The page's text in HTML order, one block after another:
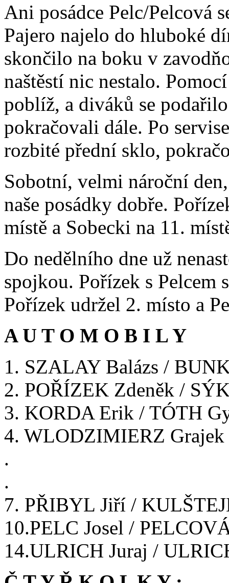
Ani posádce Pelc/Pelcová
Pajero najelo do hluboké
skončilo na boku v
naštěstí nic nestalo.
poblíž, a diváků se
pokračovali dále. Po
rozbité přední sklo,
Sobotní, velmi nároční
naše posádky dobře.
místě a Sobecki na 11.
Do nedělního dne už
spojkou. Pořízek s Pelcem
Pořízek udržel 2. místo a
A U T O M O B I L Y
1. SZALAY Balázs /
2. POŘÍZEK Zdeněk /
3. KORDA Erik / TÓTH
4. WLODZIMIERZ
.
.
7. PŘIBYL Jiří /
10.PELC Josel /
14.ULRICH Juraj /